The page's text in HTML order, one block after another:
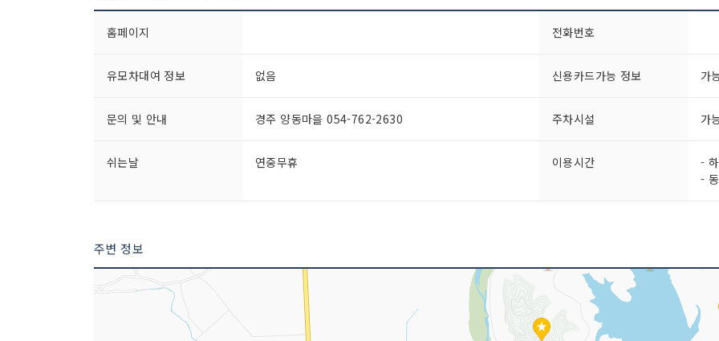
홈페이지 전화번호
유모차대여 정보 없음 신용카드가능 정보 가
문의 및 안내 경주 양동마을 054-762-2630 주차시설 가
쉬는날 연중무휴 이용시간
-
-
주변 정보